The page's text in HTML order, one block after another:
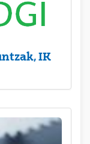
IK